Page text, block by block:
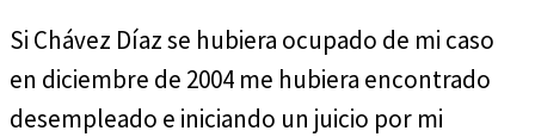
Si Chávez Díaz se hubiera ocupado de mi caso
en diciembre de 2004 me hubiera encontrado
desempleado e iniciando un juicio por mi